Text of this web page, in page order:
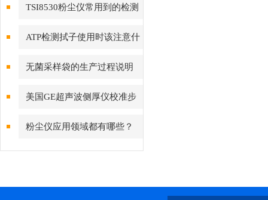
TSI8530粉尘仪常用到的检测
技术有哪些?
ATP检测拭子使用时该注意什
么，又该如何进行储藏？
无菌采样袋的生产过程说明
美国GE超声波侧厚仪校准步
骤与常见误差来源分析
粉尘仪应用领域都有哪些？